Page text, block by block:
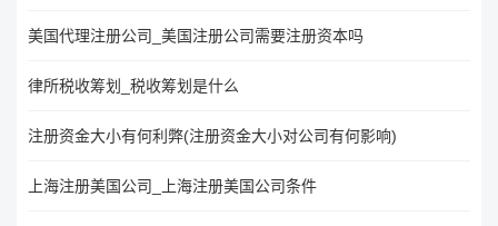
美国代理注册公司_美国注册公司需要注册资本吗
律所税收筹划_税收筹划是什么
注册资金大小有何利弊(注册资金大小对公司有何影响)
上海注册美国公司_上海注册美国公司条件